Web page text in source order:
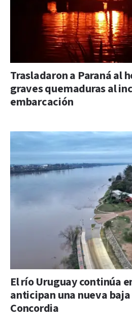
Trasladaron a Paraná al
graves quemaduras al
embarcación
El río Uruguay continúa
anticipan una nueva
Concordia